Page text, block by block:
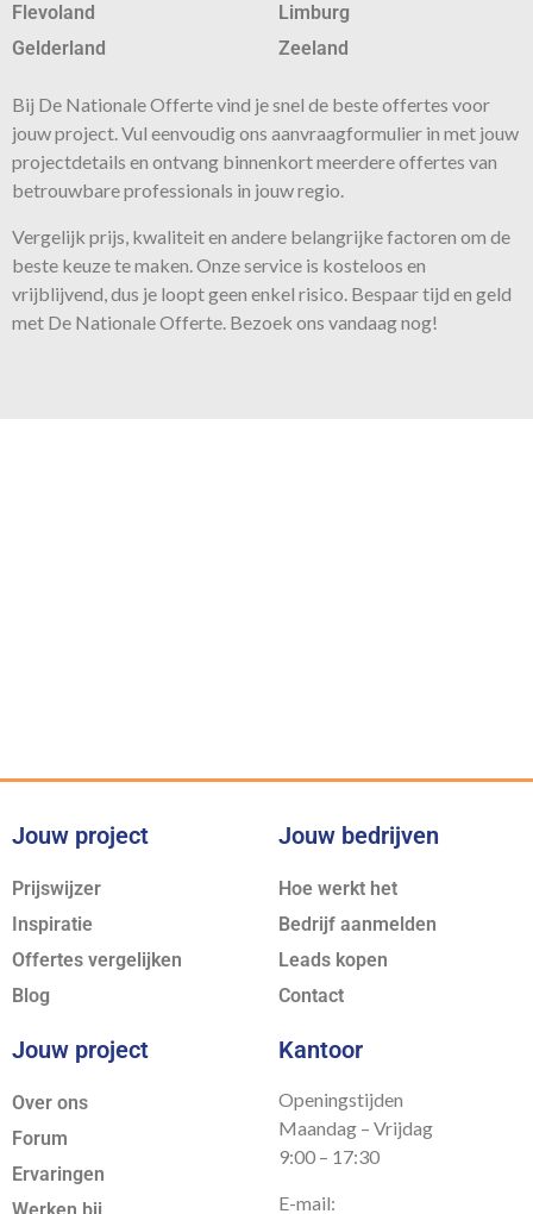
Flevoland
Gelderland
Limburg
Zeeland
Bij De Nationale Offerte vind je snel de besteoffertes voor
jouw project. Vul eenvoudig ons aanvraagformulier in met jouw
projectdetails en ontvang binnenkort meerdere offertes van
betrouwbare professionals in jouw regio.
Vergelijk prijs, kwaliteit en andere belangrijke factoren om de
beste keuze te maken. Onzeservice is kosteloos en
vrijblijvend, dus je loopt geen enkel risico. Bespaar tijd en geld
met De Nationale Offerte. Bezoek ons vandaag nog!
Jouw project
Prijswijzer
Inspiratie
Offertes vergelijken
Blog
Jouw bedrijven
Hoe werkt het
Bedrijf aanmelden
Leads kopen
Contact
Jouw project
Over ons
Forum
Ervaringen
Kantoor
Openingstijden
Maandag – Vrijdag
9:00 – 17:30
E-mail: